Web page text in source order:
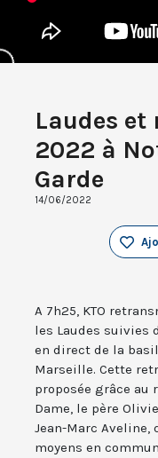
Laudes et
2022 à
Garde
14/06/2022
A 7h25, KTO
les Laudes suivies
en direct de la
Marseille. Cette
proposée grâce au
Dame, le père
Jean-Marc
moyens en